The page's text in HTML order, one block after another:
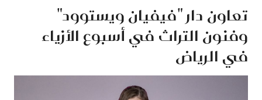
تعاون دار "فيفيان ويستوود"
وفنون التراث في أسبوع الأزياء
في الرياض